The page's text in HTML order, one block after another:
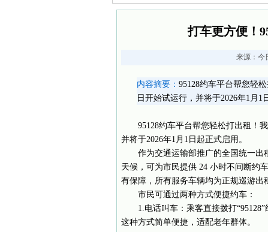
打车更方便！
来源： 今
内容摘要： 95128约车平台帮您轻
日开始试运行，并将于2026年1月
95128约车平台帮您轻松打出租！
并将于2026年1月1日起正式启用。
作为交通运输部推广的全国统一出
天候，可为市民提供 24 小时不间断约
有保障，所有服务车辆均为正规巡游出
市民可通过两种方式便捷约车：
1.电话叫车：乘客直接拨打
这种方式简单便捷，适配老年群体。